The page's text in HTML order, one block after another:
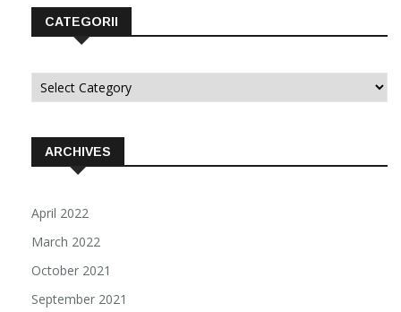
CATEGORII
Categorii
ARCHIVES
April 2022
March 2022
October 2021
September 2021